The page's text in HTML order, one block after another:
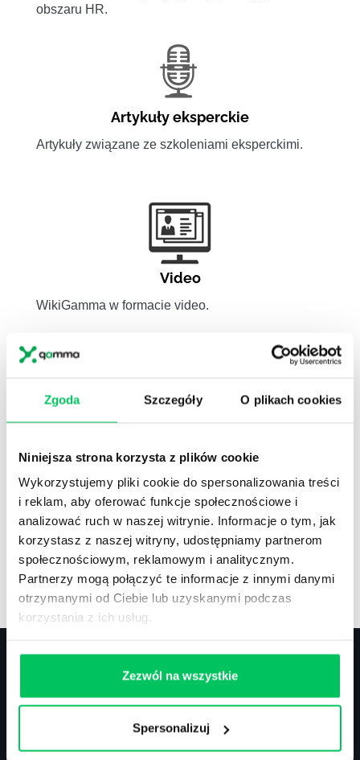
Zgoda Szczegóły O plikach cookies
Niniejsza strona korzysta z plików cookie
Wykorzystujemy pliki cookie do spersonalizowania treści
i reklam, aby oferować funkcje społecznościowe i
analizować ruch w naszej witrynie. Informacje o tym, jak
korzystasz z naszej witryny, udostępniamy partnerom
społecznościowym, reklamowym i analitycznym.
Partnerzy mogą połączyć te informacje z innymi danymi
otrzymanymi od Ciebie lub uzyskanymi podczas
korzystania z ich usług.
Zezwól na wszystkie
Spersonalizuj
obszaru HR.
Artykuły eksperckie
Artykuły związane ze szkoleniami eksperckimi.
Video
WikiGamma w formacie video.
zawodów.
Artykuły,Artykuły cd.,Prawo
Standardowe informacje z obszaru szkoleń.
Kontakt
tel.: 505 273 550